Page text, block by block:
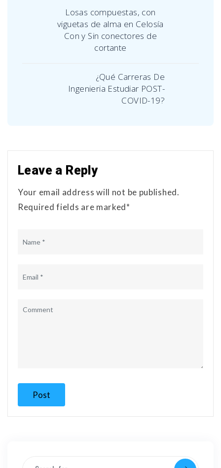
Losas compuestas, con
viguetas de alma en Celosía
Con y Sin conectores de
cortante
¿Qué Carreras De
Ingenieria Estudiar POST-
COVID-19?
Leave a Reply
Your email address will not be published.
Required fields are marked*